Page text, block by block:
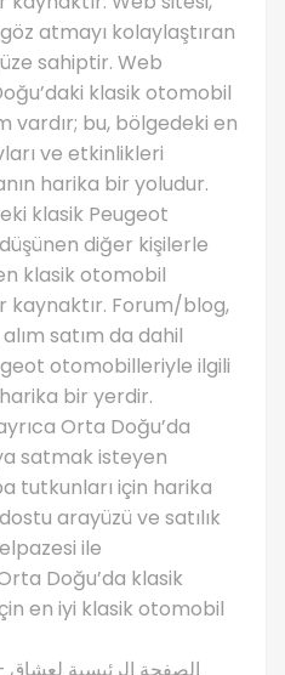
atmayı kolaylaştıran
sahiptir. Web
klasik otomobil
vardır; bu, bölgedeki en
ve etkinlikleri
harika bir yoludur.
klasik Peugeot
diğer kişilerle
klasik otomobil
kaynaktır. Forum/blog,
satım da dahil
otomobilleriyle ilgili
bir yerdir.
Orta Doğu’da
satmak isteyen
tutkunları için harika
arayüzü ve satılık
ile
Doğu’da klasik
en iyi klasik otomobil